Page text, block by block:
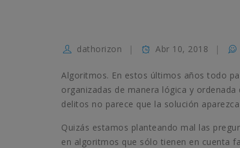
dathorizon Abr 10, 2018
Algoritmos. En estos últimos años todo
organizadas de manera lógica y
delitos no parece que la solución
Quizás estamos planteando mal las
en algoritmos que sólo tienen en cuenta